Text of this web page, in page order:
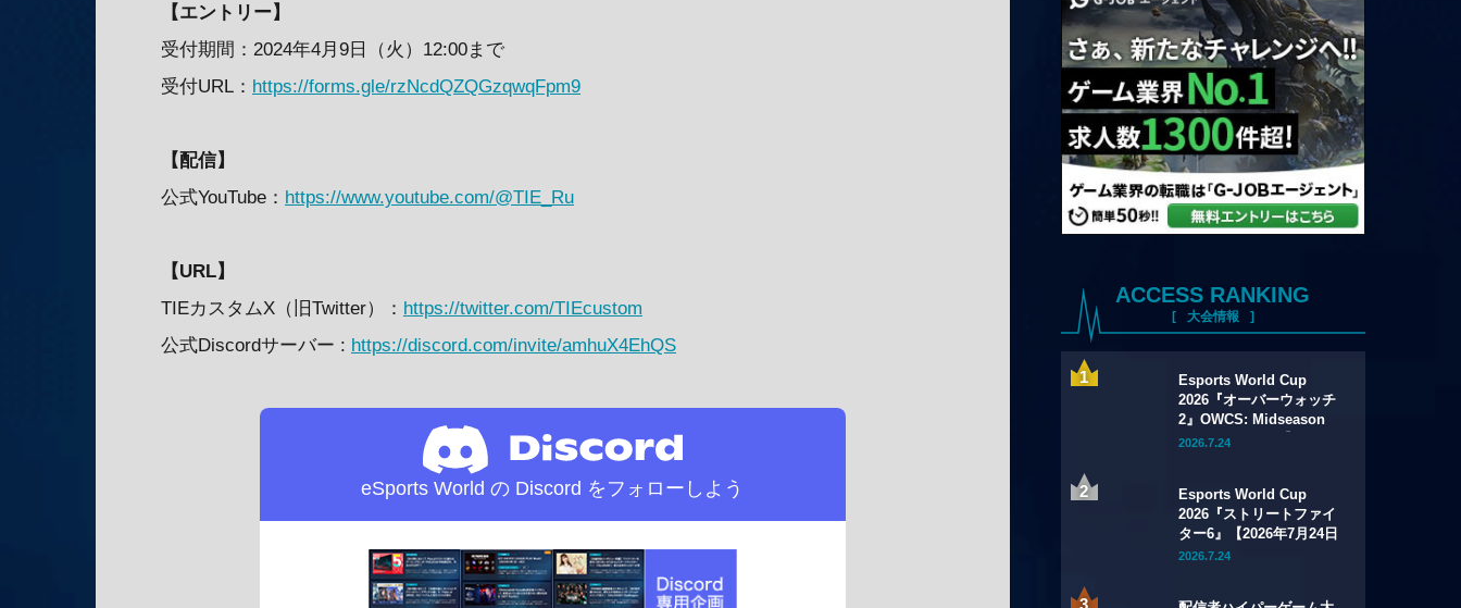
【エントリー】
受付期間：2024年4月9日（火）12:00まで
受付URL： https://forms.gle/rzNcdQZQGzqwqFpm9
【配信】
公式YouTube： https://www.youtube.com/@TIE_Ru
【URL】
TIEカスタムX（旧Twitter）： https://twitter.com/TIEcustom
公式Discordサーバー : https://discord.com/invite/amhuX4EhQS
eSports World の Discord をフォローしよう
ACCESS RANKING
大会情報
Esports World Cup
2026『オーバーウォッチ
2』OWCS: Midseason
Championship【2026年
2026.7.24
Esports World Cup
2026『ストリートファイ
ター6』【2026年7月24日
～8月1日】
2026.7.24